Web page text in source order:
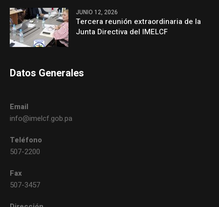
JUNIO 12, 2026
Tercera reunión extraordinaria de la
Junta Directiva del IMELCF
Datos Generales
Email
info@imelcf.gob.pa
Teléfono
507-2200
Fax
507-3457